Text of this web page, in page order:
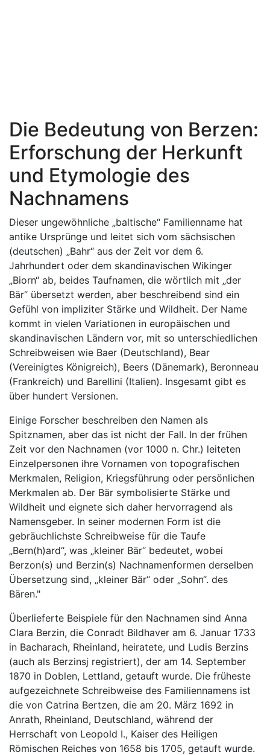
Die Bedeutung von Berzen:
Erforschung der Herkunft
und Etymologie des
Nachnamens
Dieser ungewöhnliche „baltische“ Familienname hat
antike Ursprünge und leitet sich vom sächsischen
(deutschen) „Bahr“ aus der Zeit vor dem 6.
Jahrhundert oder dem skandinavischen Wikinger
„Biorn“ ab, beides Taufnamen, die wörtlich mit „der
Bär“ übersetzt werden, aber beschreibend sind ein
Gefühl von impliziter Stärke und Wildheit. Der Name
kommt in vielen Variationen in europäischen und
skandinavischen Ländern vor, mit so unterschiedlichen
Schreibweisen wie Baer (Deutschland), Bear
(Vereinigtes Königreich), Beers (Dänemark), Beronneau
(Frankreich) und Barellini (Italien). Insgesamt gibt es
über hundert Versionen.
Einige Forscher beschreiben den Namen als
Spitznamen, aber das ist nicht der Fall. In der frühen
Zeit vor den Nachnamen (vor 1000 n. Chr.) leiteten
Einzelpersonen ihre Vornamen von topografischen
Merkmalen, Religion, Kriegsführung oder persönlichen
Merkmalen ab. Der Bär symbolisierte Stärke und
Wildheit und eignete sich daher hervorragend als
Namensgeber. In seiner modernen Form ist die
gebräuchlichste Schreibweise für die Taufe
„Bern(h)ard“, was „kleiner Bär“ bedeutet, wobei
Berzon(s) und Berzin(s) Nachnamenformen derselben
Übersetzung sind, „kleiner Bär“ oder „Sohn“. des
Bären."
Überlieferte Beispiele für den Nachnamen sind Anna
Clara Berzin, die Conradt Bildhaver am 6. Januar 1733
in Bacharach, Rheinland, heiratete, und Ludis Berzins
(auch als Berzinsj registriert), der am 14. September
1870 in Doblen, Lettland, getauft wurde. Die früheste
aufgezeichnete Schreibweise des Familiennamens ist
die von Catrina Bertzen, die am 20. März 1692 in
Anrath, Rheinland, Deutschland, während der
Herrschaft von Leopold I., Kaiser des Heiligen
Römischen Reiches von 1658 bis 1705, getauft wurde.